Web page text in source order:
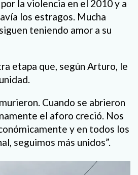
la violencia en el 2010 y a
los estragos. Mucha
teniendo amor a su
etapa que, según Arturo, le
Cuando se abrieron
el aforo creció. Nos
y en todos los
seguimos más unidos”.